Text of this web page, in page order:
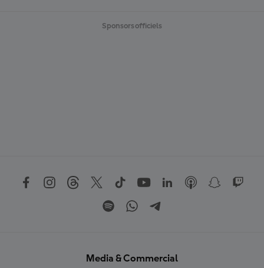
Sponsors officiels
Media & Commercial